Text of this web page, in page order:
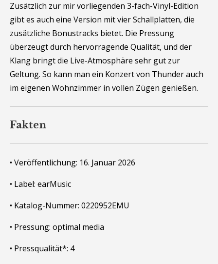
Zusätzlich zur mir vorliegenden 3-fach-Vinyl-Edition
gibt es auch eine Version mit vier Schallplatten, die
zusätzliche Bonustracks bietet. Die Pressung
überzeugt durch hervorragende Qualität, und der
Klang bringt die Live-Atmosphäre sehr gut zur
Geltung. So kann man ein Konzert von Thunder auch
im eigenen Wohnzimmer in vollen Zügen genießen.
Fakten
• Veröffentlichung: 16. Januar 2026
• Label: earMusic
• Katalog-Nummer: 0220952EMU
• Pressung: optimal media
• Pressqualität*: 4